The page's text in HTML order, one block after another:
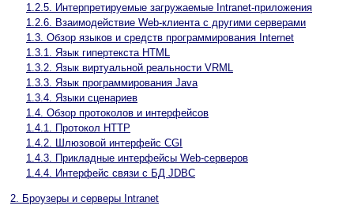
1.2.5. Интерпретируемые загружаемые Intranet-приложения
1.2.6. Взаимодействие Web-клиента с другими серверами
1.3. Обзор языков и средств программирования Internet
1.3.1. Язык гипертекста HTML
1.3.2. Язык виртуальной реальности VRML
1.3.3. Язык программирования Java
1.3.4. Языки сценариев
1.4. Обзор протоколов и интерфейсов
1.4.1. Протокол HTTP
1.4.2. Шлюзовой интерфейс CGI
1.4.3. Прикладные интерфейсы Web-серверов
1.4.4. Интерфейс связи с БД JDBC
2. Броузеры и серверы Intranet